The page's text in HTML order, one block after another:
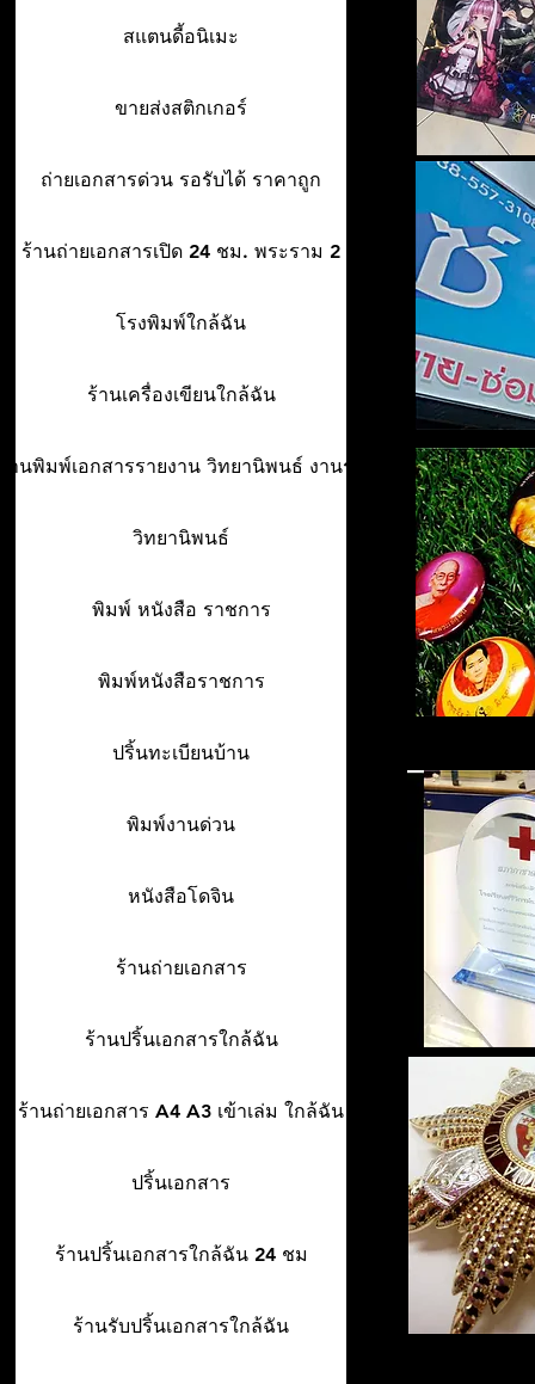
สแตนดี้อนิเมะ
ขายส่งสติกเกอร์
ถ่ายเอกสารด่วน รอรับได้ ราคาถูก
ร้านถ่ายเอกสารเปิด 24 ชม. พระราม 2
โรงพิมพ์ใกล้ฉัน
ร้านเครื่องเขียนใกล้ฉัน
านพิมพ์เอกสารรายงาน วิทยานิพนธ์ งานรา
วิทยานิพนธ์
พิมพ์ หนังสือ ราชการ
พิมพ์หนังสือราชการ
ปริ้นทะเบียนบ้าน
พิมพ์งานด่วน
หนังสือโดจิน
ร้านถ่ายเอกสาร
ร้านปริ้นเอกสารใกล้ฉัน
ร้านถ่ายเอกสาร A4 A3 เข้าเล่ม ใกล้ฉัน
ปริ้นเอกสาร
ร้านปริ้นเอกสารใกล้ฉัน 24 ชม
ร้านรับปริ้นเอกสารใกล้ฉัน